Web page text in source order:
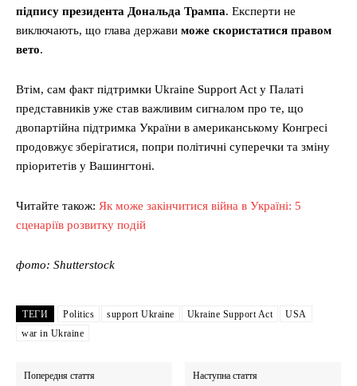
підпису президента Дональда Трампа. Експерти не
виключають, що глава держави може скористатися правом
вето.
Втім, сам факт підтримки Ukraine Support Act у Палаті
представників уже став важливим сигналом про те, що
двопартійна підтримка України в американському Конгресі
продовжує зберігатися, попри політичні суперечки та зміну
пріоритетів у Вашингтоні.
Читайте також: Як може закінчитися війна в Україні: 5
сценаріїв розвитку подій
фото: Shutterstock
ТЕГИ Politics support Ukraine Ukraine Support Act
USA
war in Ukraine
Попередня стаття Наступна стаття